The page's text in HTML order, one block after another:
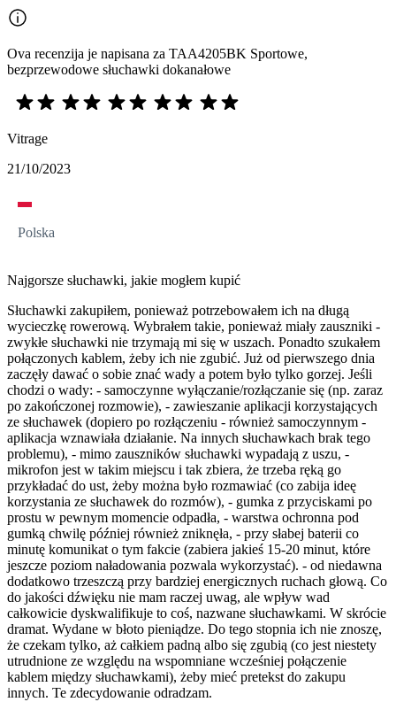
Ova recenzija je napisana za TAA4205BK Sportowe,
bezprzewodowe słuchawki dokanałowe
Vitrage
21/10/2023
Polska
Najgorsze słuchawki, jakie mogłem kupić
Słuchawki zakupiłem, ponieważ potrzebowałem ich na długą
wycieczkę rowerową. Wybrałem takie, ponieważ miały zauszniki -
zwykłe słuchawki nie trzymają mi się w uszach. Ponadto szukałem
połączonych kablem, żeby ich nie zgubić. Już od pierwszego dnia
zaczęły dawać o sobie znać wady a potem było tylko gorzej. Jeśli
chodzi o wady: - samoczynne wyłączanie/rozłączanie się (np. zaraz
po zakończonej rozmowie), - zawieszanie aplikacji korzystających
ze słuchawek (dopiero po rozłączeniu - również samoczynnym -
aplikacja wznawiała działanie. Na innych słuchawkach brak tego
problemu), - mimo zauszników słuchawki wypadają z uszu, -
mikrofon jest w takim miejscu i tak zbiera, że trzeba ręką go
przykładać do ust, żeby można było rozmawiać (co zabija ideę
korzystania ze słuchawek do rozmów), - gumka z przyciskami po
prostu w pewnym momencie odpadła, - warstwa ochronna pod
gumką chwilę później również zniknęła, - przy słabej baterii co
minutę komunikat o tym fakcie (zabiera jakieś 15-20 minut, które
jeszcze poziom naładowania pozwala wykorzystać). - od niedawna
dodatkowo trzeszczą przy bardziej energicznych ruchach głową. Co
do jakości dźwięku nie mam raczej uwag, ale wpływ wad
całkowicie dyskwalifikuje to coś, nazwane słuchawkami. W skrócie
dramat. Wydane w błoto pieniądze. Do tego stopnia ich nie znoszę,
że czekam tylko, aż całkiem padną albo się zgubią (co jest niestety
utrudnione ze względu na wspomniane wcześniej połączenie
kablem między słuchawkami), żeby mieć pretekst do zakupu
innych. Te zdecydowanie odradzam.